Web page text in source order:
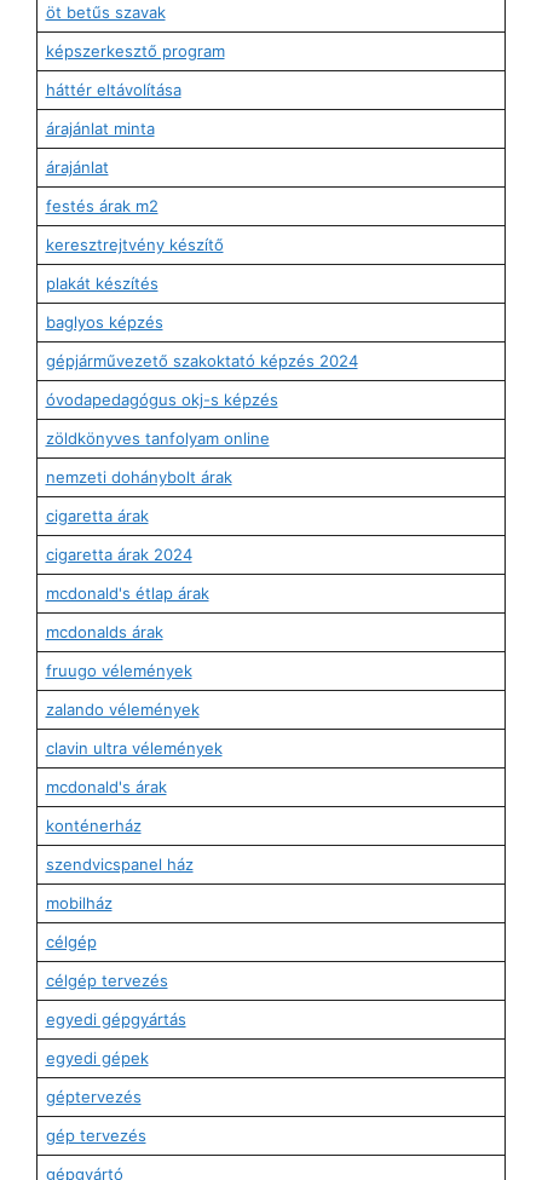
öt betűs szavak
képszerkesztő program
háttér eltávolítása
árajánlat minta
árajánlat
festés árak m2
keresztrejtvény készítő
plakát készítés
baglyos képzés
gépjárművezető szakoktató képzés 2024
óvodapedagógus okj-s képzés
zöldkönyves tanfolyam online
nemzeti dohánybolt árak
cigaretta árak
cigaretta árak 2024
mcdonald's étlap árak
mcdonalds árak
fruugo vélemények
zalando vélemények
clavin ultra vélemények
mcdonald's árak
konténerház
szendvicspanel ház
mobilház
célgép
célgép tervezés
egyedi gépgyártás
egyedi gépek
géptervezés
gép tervezés
gépgyártó